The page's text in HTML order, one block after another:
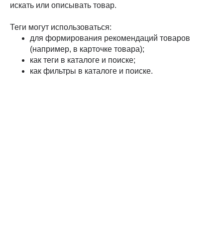
искать или описывать товар.
Теги могут использоваться:
для формирования рекомендаций товаров
(например, в карточке товара);
как теги в каталоге и поиске;
как фильтры в каталоге и поиске.